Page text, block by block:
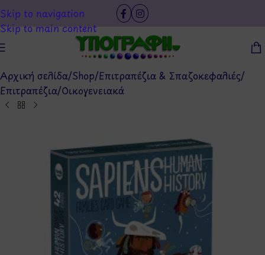
Skip to navigation
Skip to main content
Αρχική σελίδα/Shop/Επιτραπέζια & Σπαζοκεφαλιές/
Επιτραπέζια/Οικογενειακά